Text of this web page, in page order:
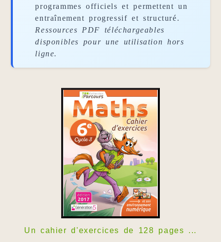
programmes officiels et permettent un
entraînement progressif et structuré.
Ressources PDF téléchargeables
disponibles pour une utilisation hors
ligne.
Un cahier d'exercices de 128 pages ...